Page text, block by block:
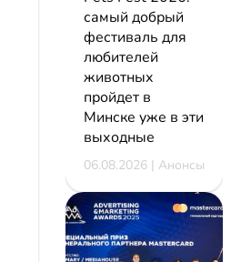
самый добрый
фестиваль для
любителей
животных
пройдет в
Минске уже в эти
выходные
06.08.2026 | Анонсы